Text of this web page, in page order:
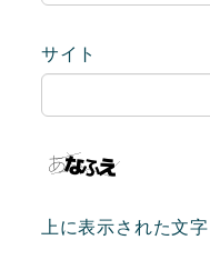
サイト
上に表示された文